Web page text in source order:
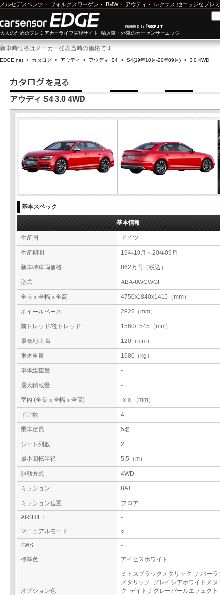
メルセデスベンツ ・ フォルクスワーゲン ・ BMW・ アウディ ・ レクサス 他エッジなプレ
大人のためのプレミアカーライフ実現サイト 輸入車・外車のカーセンサーエッジ
新車時価格はメーカー発表当時の価格です
EDGE.net > カタログ > アウディ > アウディ S4 > S4(19年10月-20年09月) > 3.0 4WD
アウディ S4 3.0 4WD
基本スペック
基本情報
生産国 ドイツ
生産期間 19年10月～20年09月
新車時車両価格 862万円（税込）
型式 ABA-8WCWGF
全長ｘ全幅ｘ全高 4750x1840x1410（mm）
ホイールベース 2825（mm）
前トレッド/後トレッド 1560/1545（mm）
最低地上高 120（mm）
車体重量 1680（kg）
車体総重量 -
最大積載量 -
室内 (全長ｘ全幅ｘ全高) -x-x-（mm）
ドア数 4
乗車定員 5名
シート列数 2
最小回転半径 5.5（m）
駆動方式 4WD
ミッション 8AT
ミッション位置 フロア
AI-SHIFT
-
マニュアルモード
○
4WS
-
標準色
アイビスホワイト
オプション色
ミトスブラックメタリック ナバーラ
メタリック グレイシアホワイトメタ
ク デイトナグレーパールエフェク